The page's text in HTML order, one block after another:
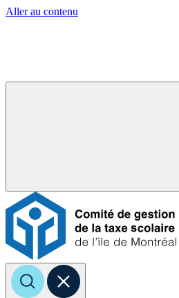
Aller au contenu